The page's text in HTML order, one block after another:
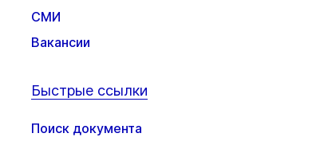
СМИ
Вакансии
Быстрые ссылки
Поиск документа